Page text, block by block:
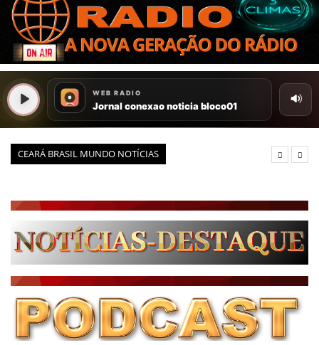
CEARÁ BRASIL MUNDO NOTÍCIAS
CEARÁ BRASIL MUNDO 1
BRASIL DE FATO
NOTÍCIAS GERAIS
CONECTE-SE
REGISTO